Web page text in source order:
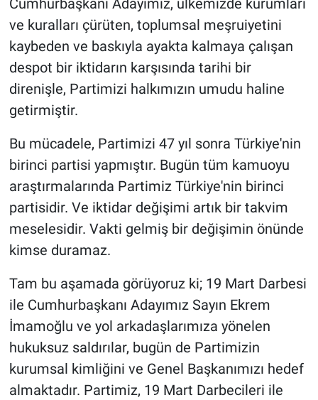
Cumhurbaşkanı Adayımız, ülkemizde kurumları
ve kuralları çürüten, toplumsal meşruiyetini
kaybeden ve baskıyla ayakta kalmaya çalışan
despot bir iktidarın karşısında tarihi bir
direnişle, Partimizi halkımızın umudu haline
getirmiştir.
Bu mücadele, Partimizi 47 yıl sonra Türkiye'nin
birinci partisi yapmıştır. Bugün tüm kamuoyu
araştırmalarında Partimiz Türkiye'nin birinci
partisidir. Ve iktidar değişimi artık bir takvim
meselesidir. Vakti gelmiş bir değişimin önünde
kimse duramaz.
Tam bu aşamada görüyoruz ki; 19 Mart Darbesi
ile Cumhurbaşkanı Adayımız Sayın Ekrem
İmamoğlu ve yol arkadaşlarımıza yönelen
hukuksuz saldırılar, bugün de Partimizin
kurumsal kimliğini ve Genel Başkanımızı hedef
almaktadır. Partimiz, 19 Mart Darbecileri ile